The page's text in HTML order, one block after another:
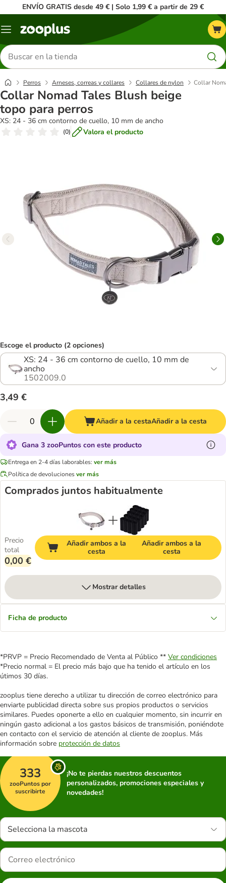
ENVÍO GRATIS desde 49 € | Solo 1,99 € a partir de 29 €
Menú
Buscar
productos
Perros Arneses, correas y collares Collares de nylon Collar
Collar Nomad Tales Blush beige
topo para perros
XS: 24 - 36 cm contorno de cuello, 10 mm de ancho
(0) Valora el producto
Escoge el producto (2 opciones)
XS: 24 - 36 cm contorno de cuello, 10 mm de
ancho
1502009.0
3,49 €
Añadir a la cestaAñadir a la cesta
Gana 3 zooPuntos con este producto
Entrega en 2-4 días laborables: ver más
Política de devolucionesver más
Comprados juntos habitualmente
Precio
total
0,00 €
Añadir ambos a la
cesta
Añadir ambos a la
cesta
Mostrar detalles
Ficha de producto
*PRVP = Precio Recomendado de Venta al Público ** Ver condiciones
*Precio normal = El precio más bajo que ha tenido el artículo en los
útimos 30 días.
zooplus tiene derecho a utilizar tu dirección de correo electrónico para
enviarte publicidad directa sobre sus propios productos o servicios
similares. Puedes oponerte a ello en cualquier momento, sin incurrir en
ningún gasto adicional a los gastos básicos de transmisión, poniéndote
en contacto con el servicio de atención al cliente de zooplus. Más
información sobre protección de datos
333
zooPuntos por
suscribirte
¡No te pierdas nuestros descuentos
personalizados, promociones especiales y
novedades!
Selecciona la mascota